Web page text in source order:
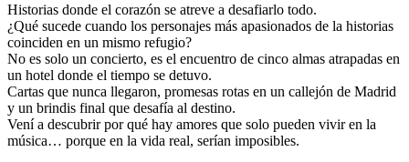
Historias donde el corazón se atreve a desafiarlo todo.
​¿Qué sucede cuando los personajes más apasionados de la historias
coinciden en un mismo refugio?
No es solo un concierto, es el encuentro de cinco almas atrapadas en
un hotel donde el tiempo se detuvo.
​Cartas que nunca llegaron, promesas rotas en un callejón de Madrid
y un brindis final que desafía al destino.
Vení a descubrir por qué hay amores que solo pueden vivir en la
música… porque en la vida real, serían imposibles.